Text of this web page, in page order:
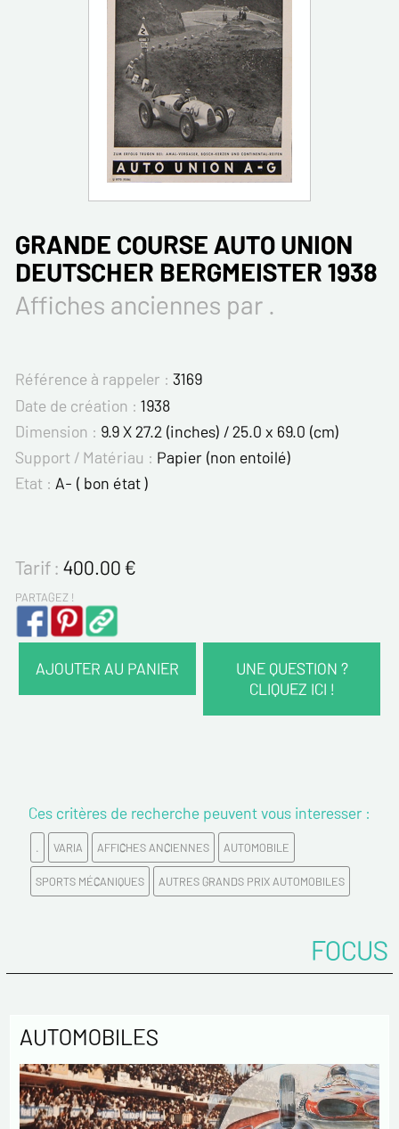
GRANDE COURSE AUTO UNION
DEUTSCHER BERGMEISTER 1938
Affiches anciennes par .
Référence à rappeler : 3169
Date de création : 1938
Dimension : 9.9 X 27.2 (inches) / 25.0 x 69.0 (cm)
Support / Matériau : Papier (non entoilé)
Etat : A- ( bon état )
Tarif : 400.00€
PARTAGEZ !
AJOUTER AU PANIER
UNE QUESTION ?
CLIQUEZ ICI !
Prénom*
Email*
Tél.
Remarques
Ces critères de recherche peuvent vous interesser :
. VARIA AFFICHES ANCIENNES AUTOMOBILE
SPORTS MÉCANIQUES AUTRES GRANDS PRIX AUTOMOBILES
FOCUS
AUTOMOBILES